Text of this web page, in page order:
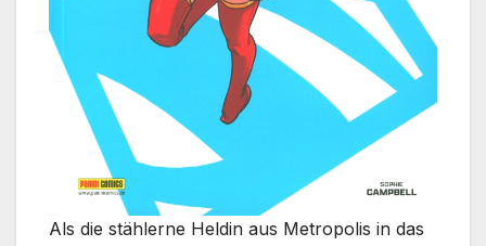
Als die stählerne Heldin aus Metropolis in das